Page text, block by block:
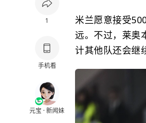
1
手机看
元宝 · 新闻妹
米兰愿意接受
远。不过，莱奥
计其他队还会继